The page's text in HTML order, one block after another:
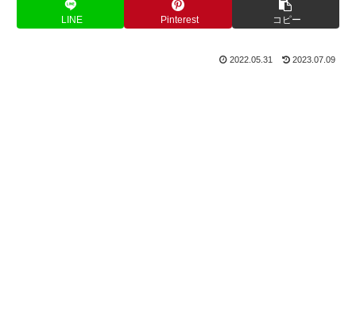
LINE Pinterest コピー
2022.05.31 2023.07.09